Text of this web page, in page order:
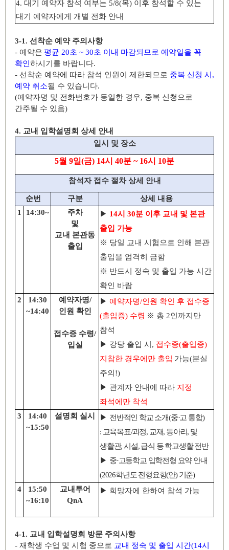
4. 대기 예약자 참석 여부는 5/8(목) 이후 참석할 수 있는
대기 예약자에게 개별 전화 안내
3-1. 선착순 예약 주의사항
- 예약은 평균 20초 ~ 30초 이내 마감되므로 예약일을 꼭
확인 하시기를 바랍니다.
- 선착순 예약에 따라 참석 인원이 제한되므로 중복 신청 시 ,
예약 취소될 수 있습니다.
(예약자명 및 전화번호가 동일한 경우, 중복 신청으로
간주될 수 있음)
4. 교내 입학설명회 상세 안내
일시 및 장소
5월 9일(금) 14시 40분 ~ 16시 10분
참석자 접수 절차 상세 안내
순번 구분
상세 내용
1
14:30~
주차
및
교내 본관동
출입
▶ 14시 30분 이후 교내 및 본관
출입 가능
※ 당일 교내 시험으로 인해 본관
출입을 엄격히 금함
※ 반드시 정숙 및 출입 가능 시간
확인 바람
2
14:30
~14:40
예약자명/
인원 확인
접수증 수령/
입실
▶ 예약자명/인원 확인 후 접수증
(출입증) 수령 ※ 총 2인까지만
참석
▶ 강당 출입 시 , 접수증(출입증)
지참한 경우에만 출입 가능(분실
주의 !)
▶ 관계자 안내에 따라 지정
좌석에만 착석
3
14:40
~15:50
설명회 실시 ▶ 전반적인 학교 소개(중·고 통합)
: 교육목표/과정, 교재, 동아리 , 및
생활관,시설,급식 등 학교생활 전반
▶ 중·고등학교 입학전형 요약 안내
(2026학년도 전형요항(안)기준)
4
15:50
~16:10
교내투어
QnA
▶ 희망자에 한하여 참석 가능
4-1. 교내 입학설명회 방문 주의사항
- 재학생 수업 및 시험 중으로 교내 정숙 및 출입 시간(14시